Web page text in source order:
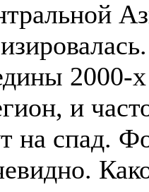
2000-
и
на спад.